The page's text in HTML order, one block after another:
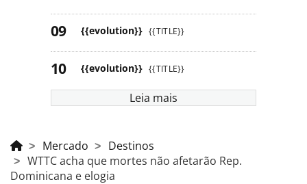
{{evolution}} {{TITLE}}
{{evolution}} {{TITLE}}
Leia mais
Mercado
Destinos
WTTC acha que mortes não afetarão Rep.
Dominicana e elogia